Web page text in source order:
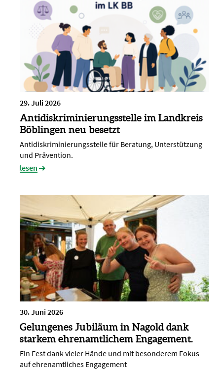
29. Juli 2026
Antidiskriminierungsstelle im Landkreis
Böblingen neu besetzt
Antidiskriminierungsstelle für Beratung, Unterstützung
und Prävention.
lesen
30. Juni 2026
Gelungenes Jubiläum in Nagold dank
starkem ehrenamtlichem Engagement.
Ein Fest dank vieler Hände und mit besonderem Fokus
auf ehrenamtliches Engagement